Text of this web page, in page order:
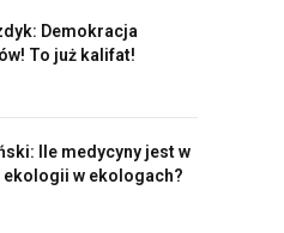
Demokracja
To już kalifat!
Ile medycyny jest w
ekologii w ekologach?